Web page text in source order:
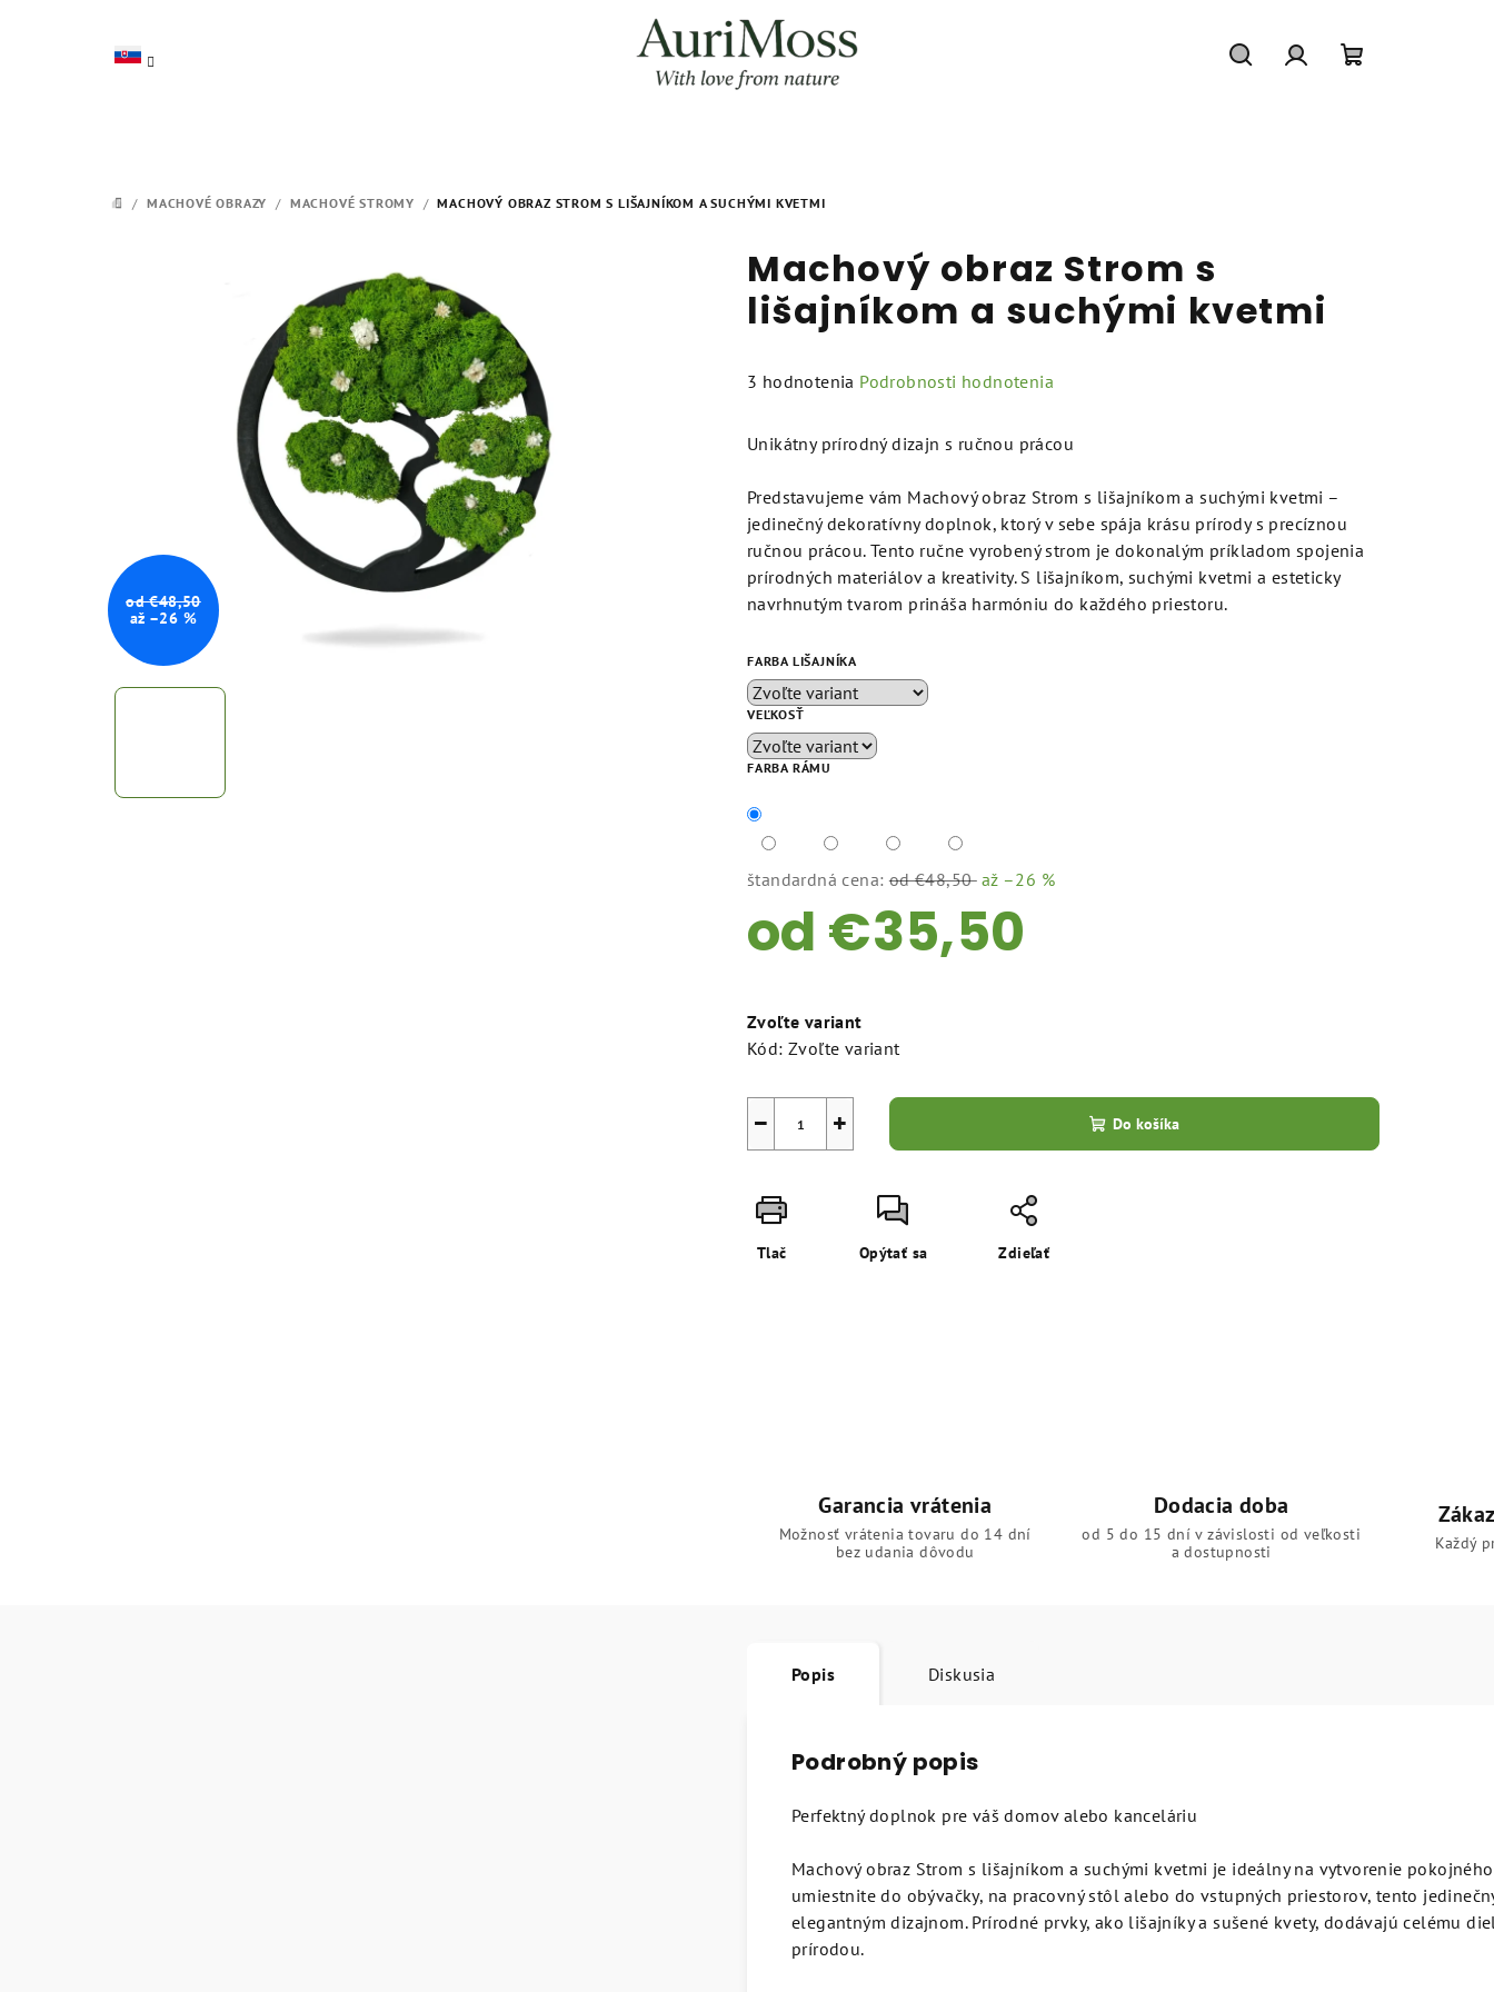
DOMOV
/ MACHOVÉ OBRAZY / MACHOVÉ STROMY / MACHOVÝ OBRAZ STROM S LIŠAJNÍKOM A SUCHÝMI KVETMI
Machový obraz Strom s
lišajníkom a suchými kvetmi
Priemerné
produktu
5,0
z
5
hviezdičiek.
3 hodnotenia Podrobnosti hodnotenia
Unikátny prírodný dizajn s ručnou prácou
Predstavujeme vám Machový obraz Strom s lišajníkom a suchými kvetmi –
jedinečný dekoratívny doplnok, ktorý v sebe spája krásu prírody s precíznou
ručnou prácou. Tento ručne vyrobený strom je dokonalým príkladom spojenia
prírodných materiálov a kreativity. S lišajníkom, suchými kvetmi a esteticky
navrhnutým tvarom prináša harmóniu do každého priestoru.
FARBA LIŠAJNÍKA
VEĽKOSŤ
FARBA RÁMU
štandardná cena: od €48,50 až –26 %
od €35,50
cena:
Zvoľte variant
Kód: Zvoľte variant
+
− Do košíka
Tlač Opýtať sa Zdieľať
od €48,50
až –26 %
Garancia vrátenia
Možnosť vrátenia tovaru do 14 dní
bez udania dôvodu
Dodacia doba
od 5 do 15 dní v závislosti od veľkosti
a dostupnosti
Každý
Popis Diskusia
Podrobný popis
Perfektný doplnok pre váš domov alebo kanceláriu
Machový obraz Strom s lišajníkom a suchými kvetmi je ideálny na vytvorenie
umiestnite do obývačky, na pracovný stôl alebo do vstupných priestorov, tento
elegantným dizajnom. Prírodné prvky, ako lišajníky a sušené kvety, dodávajú celému
prírodou.